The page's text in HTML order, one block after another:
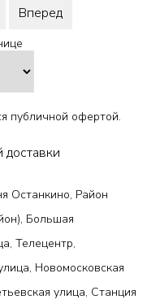
Вперед
публичной офертой.
Останкино, Район
Большая
Телецентр,
Новомосковская
улица, Станция